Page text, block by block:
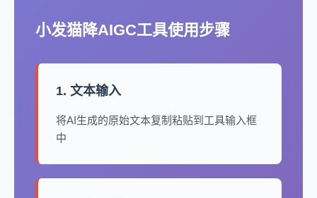
小发猫降AIGC工具使用步骤
1. 文本输入
将AI生成的原始文本复制粘贴到工具输入框
中